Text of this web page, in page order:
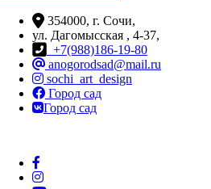
354000, г. Сочи,
ул. Дагомысская , 4-37,
+7(988)186-19-80
anogorodsad@mail.ru
sochi_art_design
Город сад
Город сад